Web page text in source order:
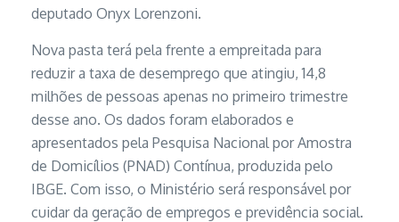
deputado Onyx Lorenzoni.
Nova pasta terá pela frente a empreitada para
reduzir a taxa de desemprego que atingiu, 14,8
milhões de pessoas apenas no primeiro trimestre
desse ano. Os dados foram elaborados e
apresentados pela Pesquisa Nacional por Amostra
de Domicílios (PNAD) Contínua, produzida pelo
IBGE. Com isso, o Ministério será responsável por
cuidar da geração de empregos e previdência social.